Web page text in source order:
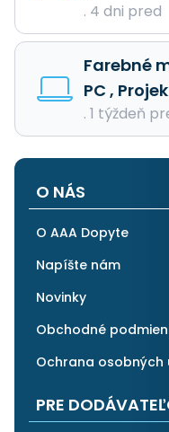
. 4 dni pred
Farebné
PC ,
. 1 týždeň
O NÁS
O AAA Dopyte
Napíšte nám
Novinky
Obchodné
Ochrana osobných
PRE